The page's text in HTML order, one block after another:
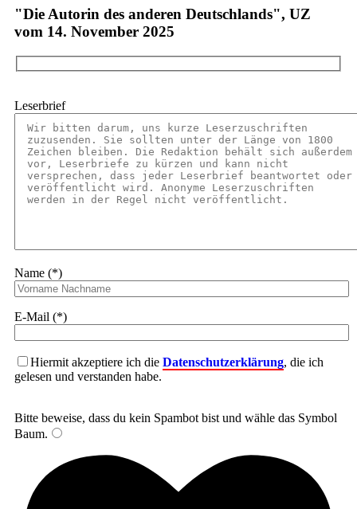
"Die Autorin des anderen Deutschlands", UZ
vom 14. November 2025
Leserbrief
Name (*)
E-Mail (*)
Hiermit akzeptiere ich die Datenschutzerklärung, die ich
gelesen und verstanden habe.
Bitte beweise, dass du kein Spambot bist und wähle das Symbol
Baum.